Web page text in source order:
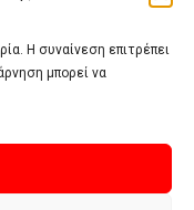
Η συναίνεση επιτρέπει
μπορεί να
είναι το αντίθετο της